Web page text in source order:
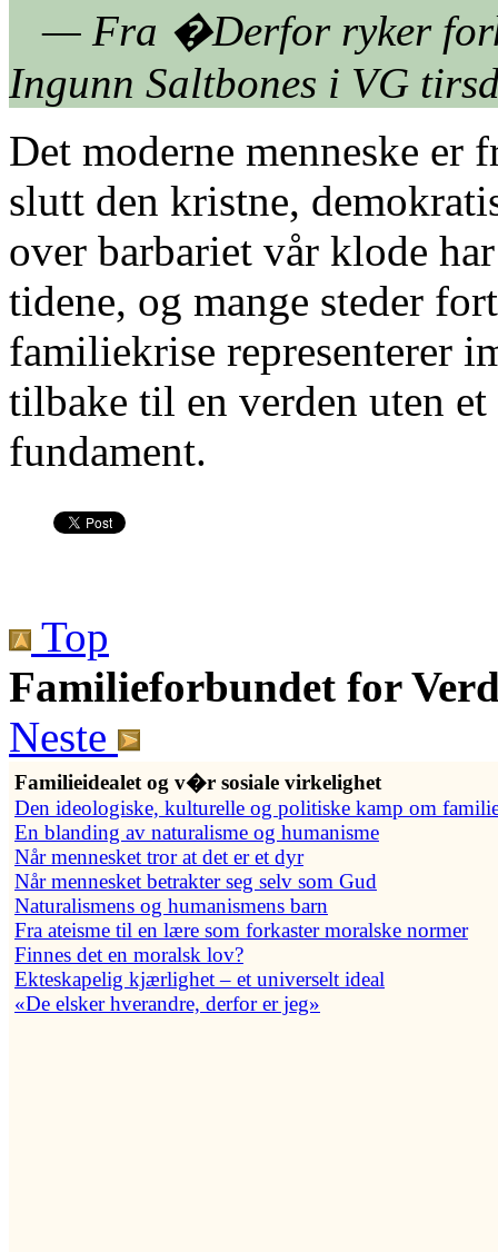
— Fra �Derfor ryker
Ingunn Saltbones i VG
Det moderne menneske
slutt den kristne,
over barbariet vår klode
tidene, og mange steder
familiekrise representerer
tilbake til en verden uten
fundament.
Top
Familieforbundet for
Neste
Familieidealet og v�r sosiale virkelighet
Den ideologiske, kulturelle og politiske kamp om
En blanding av naturalisme og humanisme
Når mennesket tror at det er et dyr
Når mennesket betrakter seg selv som Gud
Naturalismens og humanismens barn
Fra ateisme til en lære som forkaster moralske normer
Finnes det en moralsk lov?
Ekteskapelig kjærlighet – et universelt ideal
«De elsker hverandre, derfor er jeg»